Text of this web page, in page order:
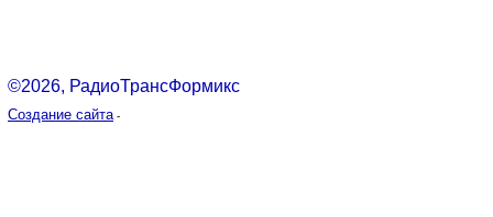
©2026, РадиоТрансФормикс
Создание сайта -